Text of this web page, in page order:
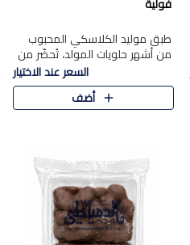
فولية
طبق موليد الكلاسكي المحبوب
من أشهر حلويات المولد، تُحضّر من
فول سوداني محمص بعناية
ومغلف بطبقة رقيقة من السكر
المكرمل، لتمنحك قرمشة أصيلة
السعر عند الاختيار
أضف